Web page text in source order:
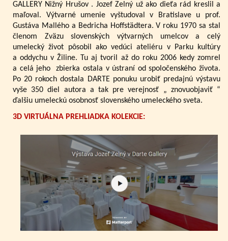
GALLERY Nižný Hrušov . Jozef Zelný už ako dieťa rád kreslil a
maľoval. Výtvarné umenie vyštudoval v Bratislave u prof.
Gustáva Mallého a Bedricha Hoffstädtera. V roku 1970 sa stal
členom Zväzu slovenských výtvarných umelcov a celý
umelecký život pôsobil ako vedúci ateliéru v Parku kultúry
a oddychu v Žiline. Tu aj tvoril až do roku 2006 kedy zomrel
a celá jeho zbierka ostala v ústraní od spoločenského života.
Po 20 rokoch dostala DARTE ponuku urobiť predajnú výstavu
vyše 350 diel autora a tak pre verejnosť „ znovuobjaviť “
ďalšiu umeleckú osobnosť slovenského umeleckého sveta.
3D VIRTUÁLNA PREHLIADKA KOLEKCIE: